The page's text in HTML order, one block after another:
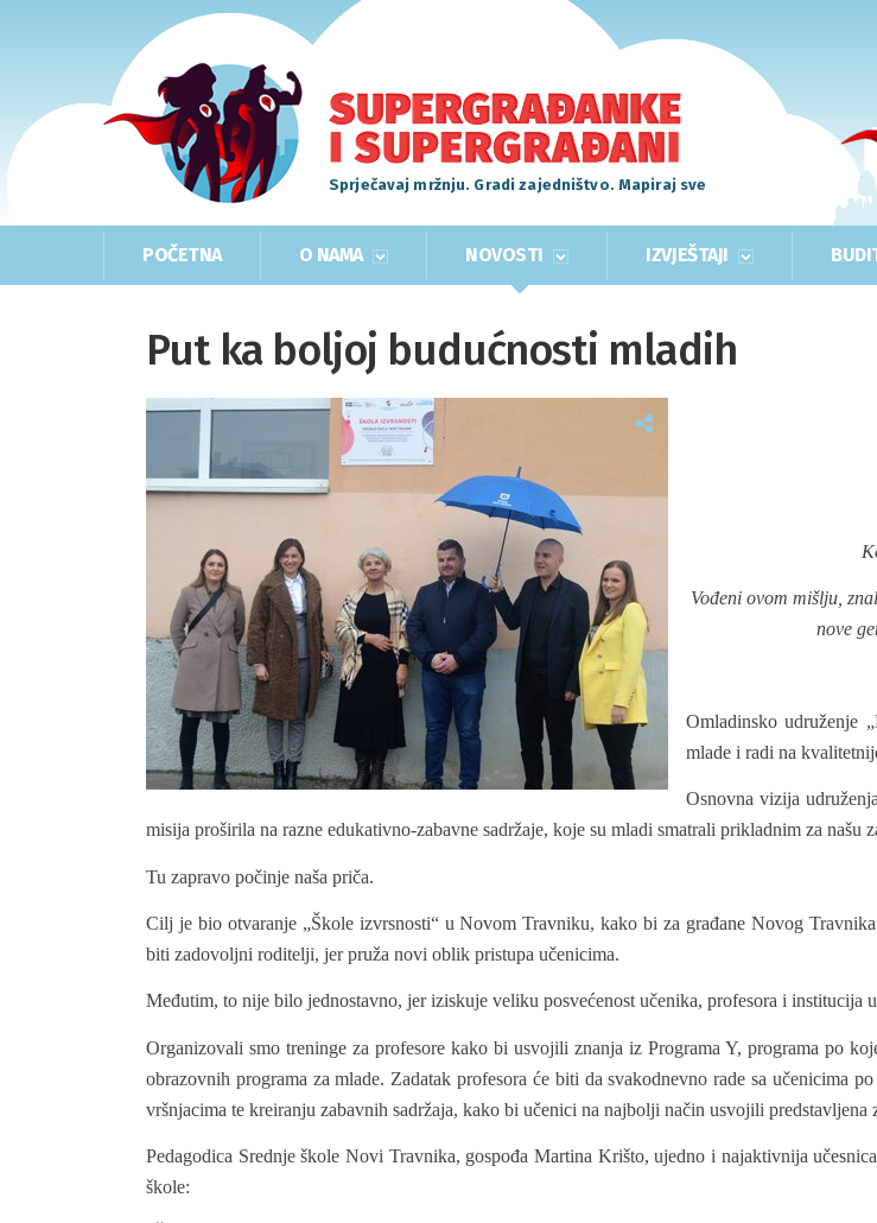
Sprječavaj mržnju. Gradi zajedništvo. Mapiraj sve
POČETNA O NAMA NOVOSTI IZVJEŠTAJI
Put ka boljoj budućnosti mladih
Vođeni ovom mišlju,
nove
Omladinsko udruženje
mlade i radi na
Osnovna vizija
misija proširila na razne edukativno-zabavne sadržaje, koje su mladi smatrali prikladnim za našu
Tu zapravo počinje naša priča.
Cilj je bio otvaranje „Škole izvrsnosti“ u Novom Travniku, kako bi za građane Novog
biti zadovoljni roditelji, jer pruža novi oblik pristupa učenicima.
Međutim, to nije bilo jednostavno, jer iziskuje veliku posvećenost učenika, profesora i institucija
Organizovali smo treninge za profesore kako bi usvojili znanja iz Programa Y, programa po
obrazovnih programa za mlade. Zadatak profesora će biti da svakodnevno rade sa učenicima
vršnjacima te kreiranju zabavnih sadržaja, kako bi učenici na najbolji način usvojili predstavljena
Pedagodica Srednje škole Novi Travnika, gospođa Martina Krišto, ujedno i najaktivnija
škole: